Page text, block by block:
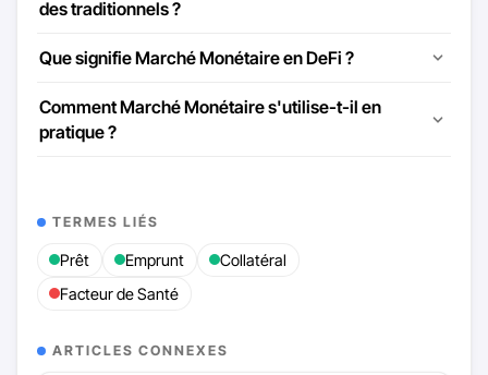
des traditionnels ?
Que signifie Marché Monétaire en DeFi ?
Comment Marché Monétaire s'utilise-t-il en
pratique ?
TERMES LIÉS
Prêt Emprunt
Collatéral
Facteur de Santé
ARTICLES CONNEXES